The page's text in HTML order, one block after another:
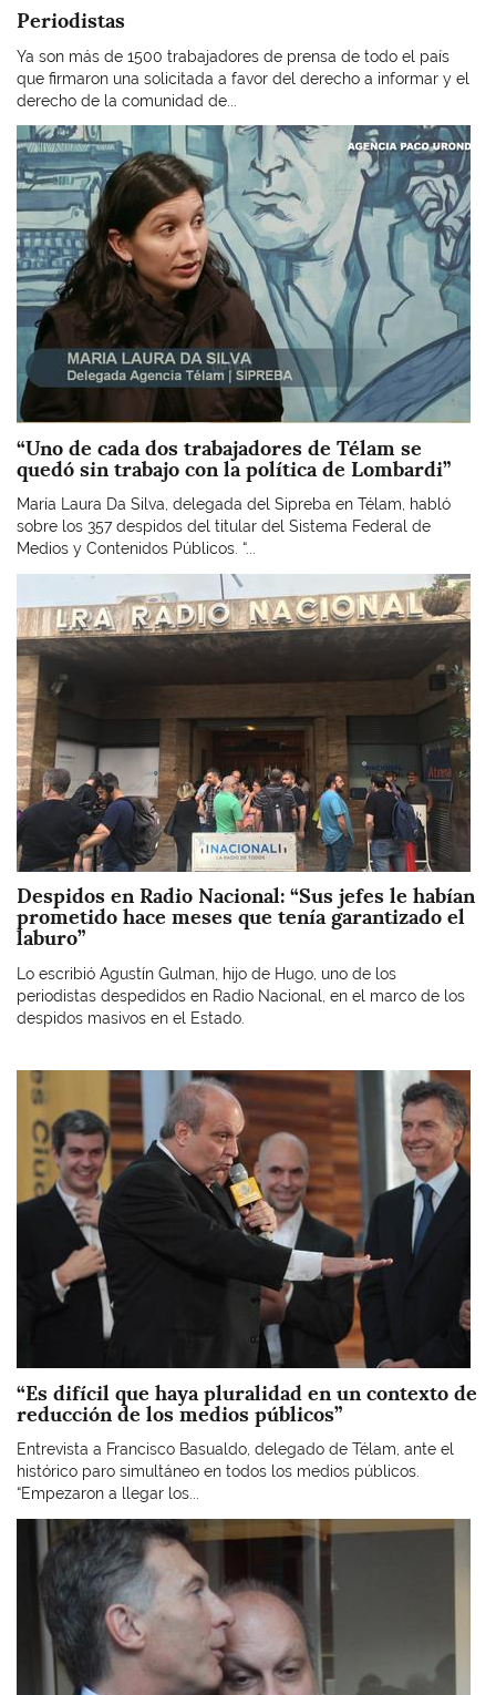
Periodistas
Ya son más de 1500 trabajadores de prensa de todo el país
que firmaron una solicitada a favor del derecho a informar y el
derecho de la comunidad de...
Imagen
“Uno de cada dos trabajadores de Télam se
quedó sin trabajo con la política de Lombardi”
María Laura Da Silva, delegada del Sipreba en Télam, habló
sobre los 357 despidos del titular del Sistema Federal de
Medios y Contenidos Públicos. “...
Despidos en Radio Nacional: “Sus jefes le habían
prometido hace meses que tenía garantizado el
laburo”
Lo escribió Agustín Gulman, hijo de Hugo, uno de los
periodistas despedidos en Radio Nacional, en el marco de los
despidos masivos en el Estado.
Imagen
“Es difícil que haya pluralidad en un contexto de
reducción de los medios públicos”
Entrevista a Francisco Basualdo, delegado de Télam, ante el
histórico paro simultáneo en todos los medios públicos.
“Empezaron a llegar los...
Imagen